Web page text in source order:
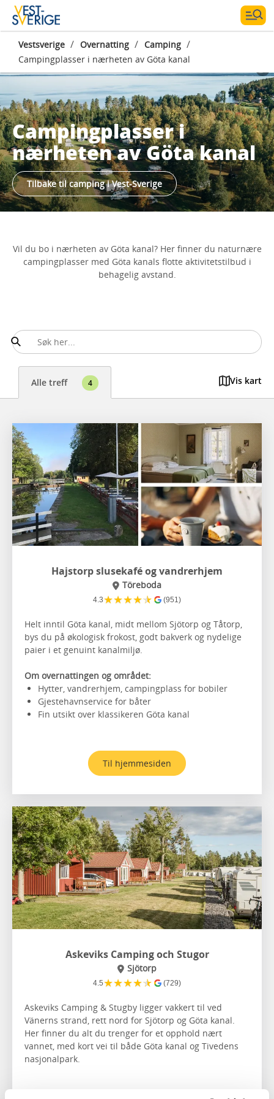
Vestsverige / Overnatting / Camping /
Campingplasser i nærheten av Göta kanal
Campingplasser i
nærheten av Göta kanal
Tilbake til camping i Vest-Sverige
Vil du bo i nærheten av Göta kanal? Her finner du naturnære
campingplasser med Göta kanals flotte aktivitetstilbud i
behagelig avstand.
Alle treff 4 Vis kart
Hajstorp slusekafé og vandrerhjem
Töreboda
4.3★★★★★ (951)
Helt inntil Göta kanal, midt mellom Sjötorp og Tåtorp,
bys du på økologisk frokost, godt bakverk og nydelige
paier i et genuint kanalmiljø.
Om overnattingen og området:
Hytter, vandrerhjem, campingplass for bobiler
Gjestehavnservice for båter
Fin utsikt over klassikeren Göta kanal
Til hjemmesiden
Askeviks Camping och Stugor
Sjötorp
4.5★★★★★ (729)
Askeviks Camping & Stugby ligger vakkert til ved
Vänerns strand, rett nord for Sjötorp og Göta kanal.
Her finner du alt du trenger for et opphold nært
vannet, med kort vei til både Göta kanal og Tivedens
nasjonalpark.